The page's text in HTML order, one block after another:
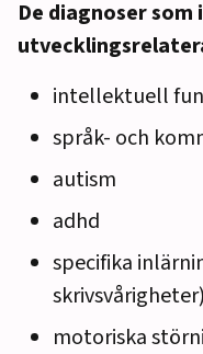
De diagnoser som
intellektuell
språk- och
autism
adhd
specifika
skrivsvårigheter)
motoriska